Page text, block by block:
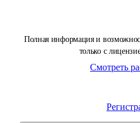
Полная информация и
только с
Смотреть